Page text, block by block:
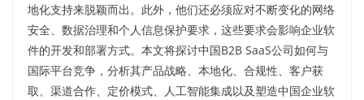
地化支持来脱颖而出。此外，他们还必须应对不断变化的网络
安全、数据治理和个人信息保护要求，这些要求会影响企业软
件的开发和部署方式。本文将探讨中国B2B SaaS公司如何与
国际平台竞争，分析其产品战略、本地化、合规性、客户获
取、渠道合作、定价模式、人工智能集成以及塑造中国企业软